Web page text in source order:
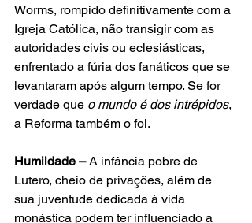
Worms, rompido definitivamente com a
Igreja Católica, não transigir com as
autoridades civis ou eclesiásticas,
enfrentado a fúria dos fanáticos que se
levantaram após algum tempo. Se for
verdade que o mundo é dos intrépidos,
a Reforma também o foi.
Humildade – A infância pobre de
Lutero, cheio de privações, além de
sua juventude dedicada à vida
monástica podem ter influenciado a